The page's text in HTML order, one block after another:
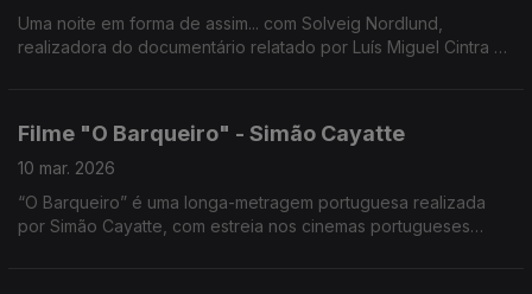
Uma noite em forma de assim... com Solveig Nordlund,
realizadora do documentário relatado por Luís Miguel Cintra e
Filme "O Barqueiro" - Simão Cayatte
10 mar. 2026
“O Barqueiro” é uma longa-metragem portuguesa realizada
por Simão Cayatte, com estreia nos cinemas portugueses